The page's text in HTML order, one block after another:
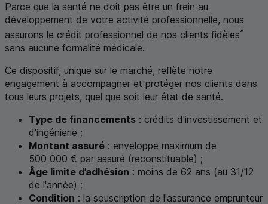
Parce que la santé ne doit pas être un frein au
développement de votre activité professionnelle, nous
assurons le crédit professionnel de nos clients fidèles*
sans aucune formalité médicale.
Ce dispositif, unique sur le marché, reflète notre
engagement à accompagner et protéger nos clients dans
tous leurs projets, quel que soit leur état de santé.
Type de financements : crédits d'investissement et
d'ingénierie ;
Montant assuré : enveloppe maximum de
500 000 € par assuré (reconstituable) ;
Âge limite d’adhésion : moins de 62 ans (au 31/12
de l'année) ;
Condition : la souscription de l'assurance emprunteur